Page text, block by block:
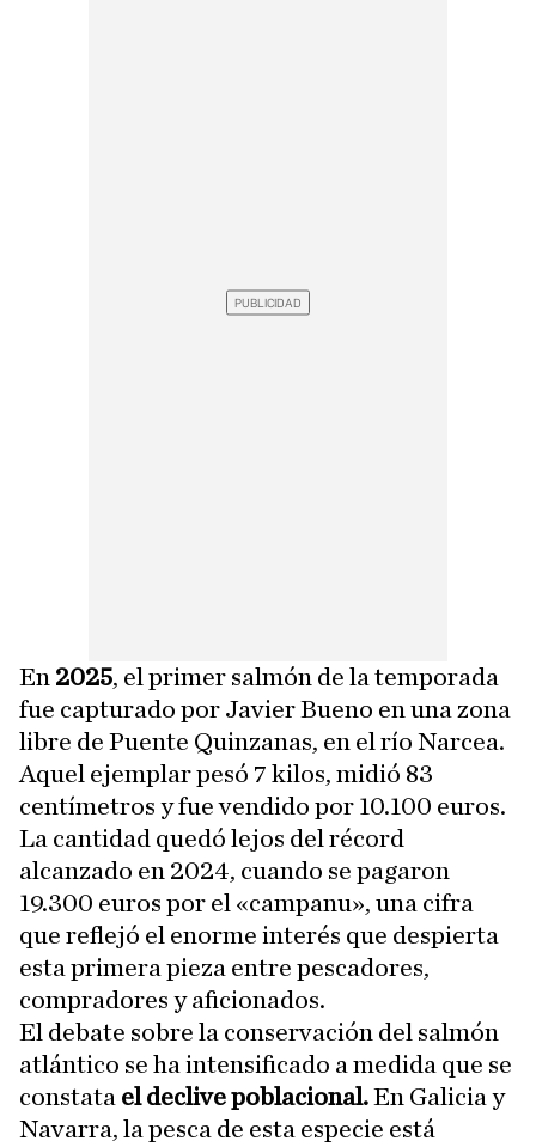
En 2025, el primer salmón de la temporada
fue capturado por Javier Bueno en una zona
libre de Puente Quinzanas, en el río Narcea.
Aquel ejemplar pesó 7 kilos, midió 83
centímetros y fue vendido por 10.100 euros.
La cantidad quedó lejos del récord
alcanzado en 2024, cuando se pagaron
19.300 euros por el «campanu», una cifra
que reflejó el enorme interés que despierta
esta primera pieza entre pescadores,
compradores y aficionados.
El debate sobre la conservación del salmón
atlántico se ha intensificado a medida que se
constata el declive poblacional.En Galicia y
Navarra, la pesca de esta especie está